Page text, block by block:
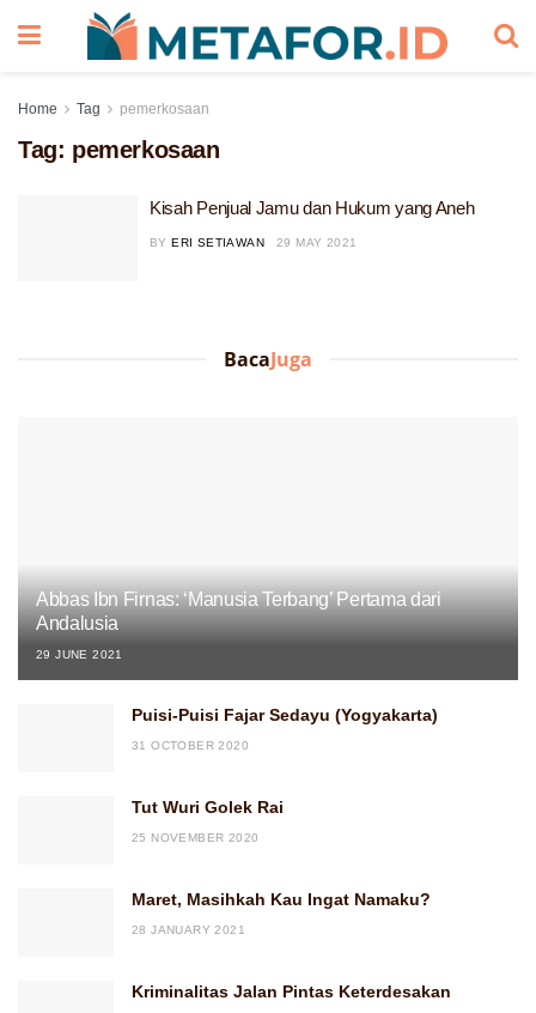
Home Tag pemerkosaan
Tag: pemerkosaan
Kisah Penjual Jamu dan Hukum yang Aneh
BY ERI SETIAWAN 29 MAY 2021
BacaJuga
Abbas Ibn Firnas: ‘Manusia Terbang’ Pertama dari
Andalusia
29 JUNE 2021
Puisi-Puisi Fajar Sedayu (Yogyakarta)
31 OCTOBER 2020
Tut Wuri Golek Rai
25 NOVEMBER 2020
Maret, Masihkah Kau Ingat Namaku?
28 JANUARY 2021
Kriminalitas Jalan Pintas Keterdesakan